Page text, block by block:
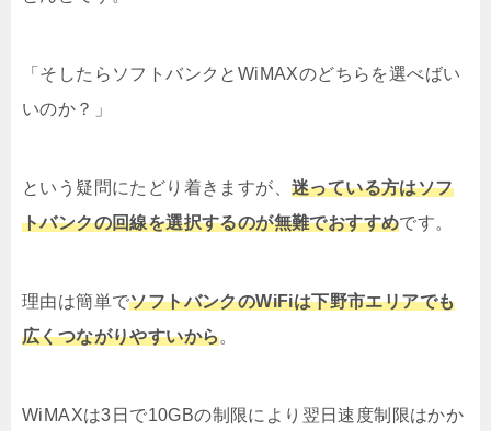
「そしたらソフトバンクとWiMAXのどちらを選べばい
いのか？」
という疑問にたどり着きますが、 迷っている方はソフ
トバンクの回線を選択するのが無難でおすすめです。
理由は簡単でソフトバンクのWiFiは下野市エリアでも
広くつながりやすいから。
WiMAXは3日で10GBの制限により翌日速度制限はかか